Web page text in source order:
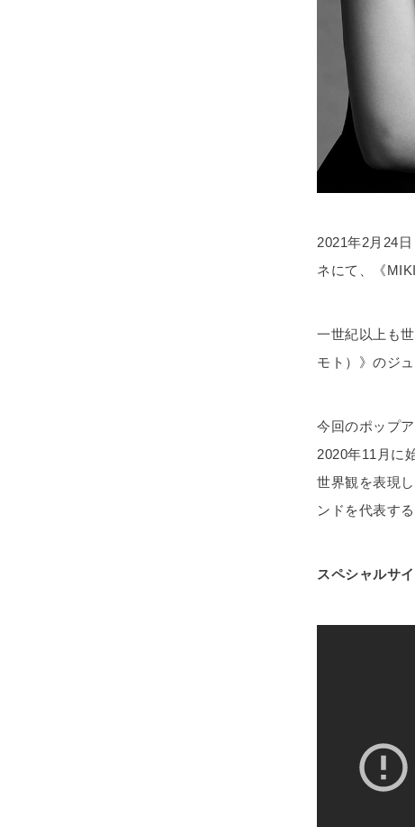
2021年2月24
ネにて、《
一世紀以上も
モト）》のジュ
今回のポップ
2020年11月に
世界観を表現
ンドを代表す
スペシャルサ